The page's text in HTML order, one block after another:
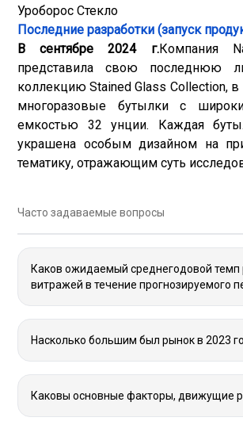
Уроборос Стекло
Последние разработки (запуск
В сентябре 2024 г.Компания
представила свою последнюю
коллекцию Stained Glass Collection,
многоразовые бутылки с
емкостью 32 унции. Каждая
украшена особым дизайном на
тематику, отражающим суть
Часто задаваемые вопросы
Каков ожидаемый среднегодовой темп
витражей в течение прогнозируемого
Насколько большим был рынок в 2023
Каковы основные факторы, движущие